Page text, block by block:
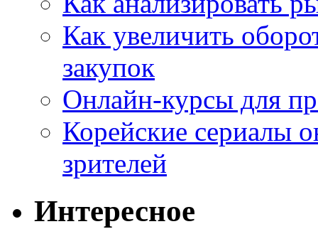
Как увеличить
закупок
Онлайн-курсы для
Корейские сериалы
зрителей
Интересное